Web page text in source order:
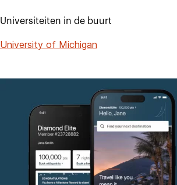
Universiteiten in de buurt
University of Michigan